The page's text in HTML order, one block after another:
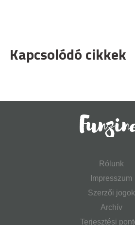
Kapcsolódó cikkek
Rólunk
Impresszum
Szerzői jogok
Archív
Terjesztési